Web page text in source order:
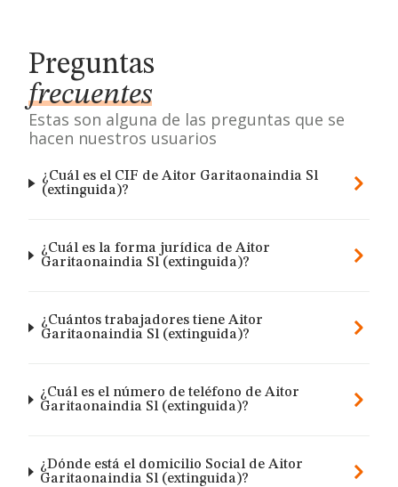
Preguntas
frecuentes
Estas son alguna de las preguntas que se
hacen nuestros usuarios
¿Cuál es el CIF de Aitor Garitaonaindia Sl
(extinguida)?
¿Cuál es la forma jurídica de Aitor
Garitaonaindia Sl (extinguida)?
¿Cuántos trabajadores tiene Aitor
Garitaonaindia Sl (extinguida)?
¿Cuál es el número de teléfono de Aitor
Garitaonaindia Sl (extinguida)?
¿Dónde está el domicilio Social de Aitor
Garitaonaindia Sl (extinguida)?